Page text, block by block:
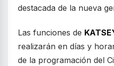
destacada de la nueva
Las funciones de
realizarán en días y
de la programación del